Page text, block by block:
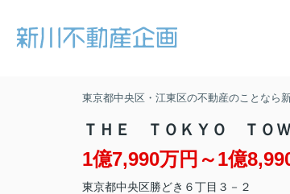
東京都中央区・江東区の不動産のことなら
ＴＨＥ ＴＯＫＹＯ ＴＯ
1億7,990万円～1億
東京都中央区勝どき ６丁目３－２